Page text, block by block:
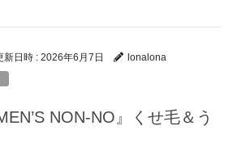
新日時 : 2026年6月7日 lonalona
NON-NO』くせ毛＆う